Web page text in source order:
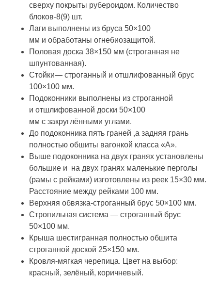
сверху покрыты рубероидом. Количество
блоков-8(9) шт.
Лаги выполнены из бруса 50×100
мм и обработаны огнебиозащитой.
Половая доска 38×150 мм (строганная не
шпунтованная).
Стойки— строганный и отшлифованный брус
100×100 мм.
Подоконники выполнены из строганной
и отшлифованной доски 50×100
мм с закруглёнными углами.
До подоконника пять граней ,а задняя грань
полностью обшиты вагонкой класса «А».
Выше подоконника на двух гранях установлены
большие и на двух гранях маленькие перголы
(рамы с рейками) изготовлены из реек 15×30 мм.
Расстояние между рейками 100 мм.
Верхняя обвязка-строганный брус 50×100 мм.
Стропильная система — строганный брус
50×100 мм.
Крыша шестигранная полностью обшита
строганной доской 25×150 мм.
Кровля-мягкая черепица. Цвет на выбор:
красный, зелёный, коричневый.